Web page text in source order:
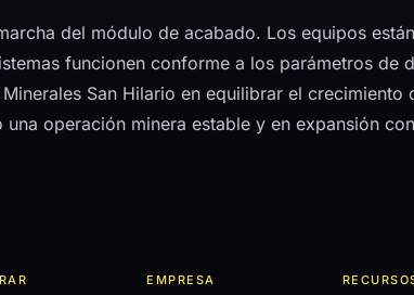
del módulo de acabado. Los equipos
funcionen conforme a los parámetros de
San Hilario en equilibrar el
operación minera estable y en expansión
EMPRESA